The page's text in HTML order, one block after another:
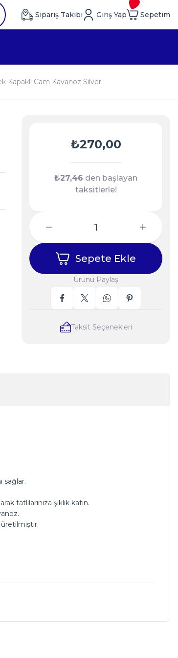
Sipariş Takibi Giriş Yap Sepetim
Kapaklı Cam Kavanoz Silver
₺270,00
₺27,46 den başlayan
taksitlerle!
Sepete Ekle
Ürünü Paylaş
Taksit Seçenekleri
sağlar.
tatlılarınıza şıklık katın.
üretilmiştir.